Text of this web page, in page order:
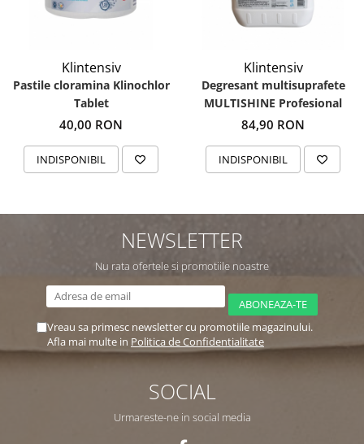
Klintensiv
Pastile cloramina Klinochlor
Tablet
40,00 RON
INDISPONIBIL
Klintensiv
Degresant multisuprafete
MULTISHINE Profesional
84,90 RON
INDISPONIBIL
NEWSLETTER
Nu rata ofertele si promotiile noastre
Vreau sa primesc newsletter cu promotiile magazinului.
Afla mai multe in Politica de Confidentialitate
SOCIAL
Urmareste-ne in social media